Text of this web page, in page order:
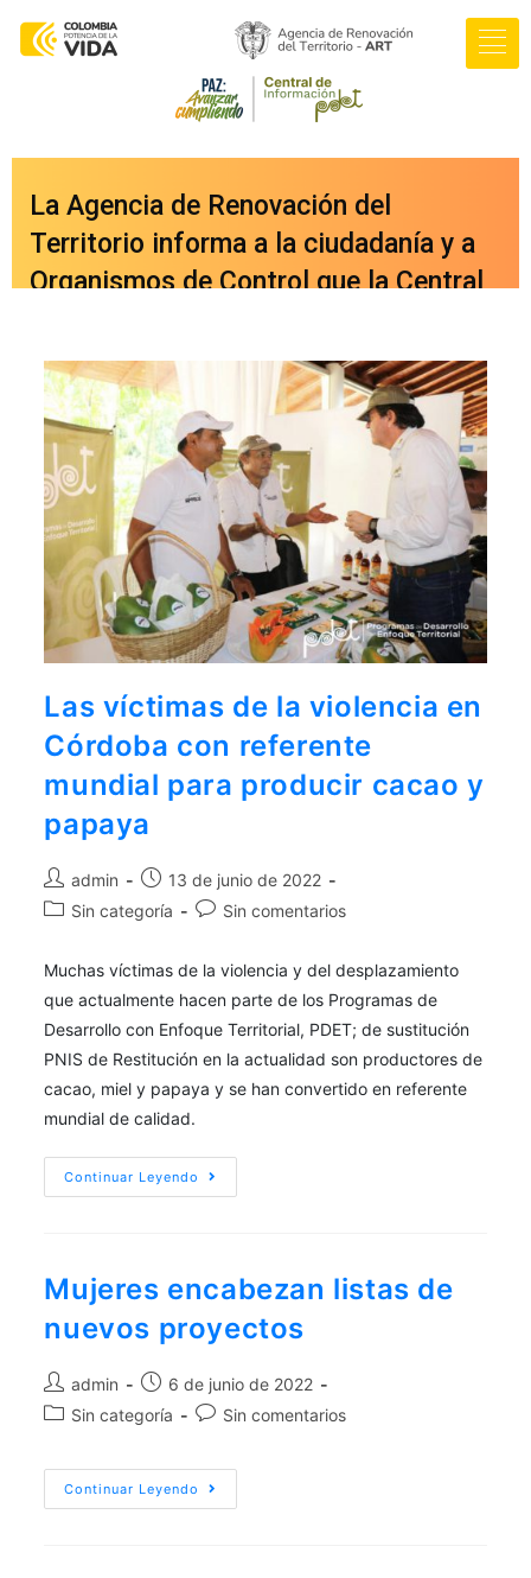
La Agencia de Renovación del
Territorio informa a la ciudadanía y a
Organismos de Control que la Central
una nueva versión integrada a nuestro
portal web
oficialwww.renovacionterritorio.gov.co
/central-pdet, a la cual se puede
acceder directamente haciendo clic
aquí.
Por lo tanto, este sitio web
únicamente servirá como repositorio
de información previa al mes de julio
de 2026.
Las víctimas de la violencia en
Córdoba con referente
mundial para producir cacao y
papaya
admin
13 de junio de 2022
Sin categoría
Sin comentarios
Muchas víctimas de la violencia y del desplazamiento
que actualmente hacen parte de los Programas de
Desarrollo con Enfoque Territorial, PDET; de sustitución
PNIS de Restitución en la actualidad son productores de
cacao, miel y papaya y se han convertido en referente
mundial de calidad.
Continuar Leyendo
Mujeres encabezan listas de
nuevos proyectos
admin
6 de junio de 2022
Sin categoría
Sin comentarios
Continuar Leyendo